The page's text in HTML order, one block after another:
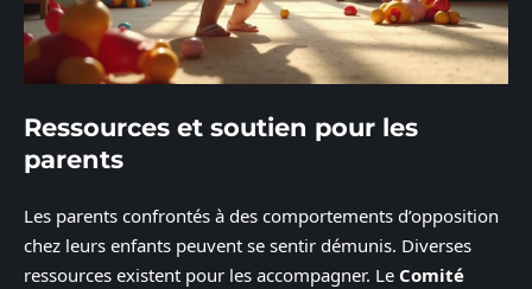
Ressources et soutien pour les
parents
Les parents confrontés à des comportements d’opposition
chez leurs enfants peuvent se sentir démunis. Diverses
ressources existent pour les accompagner. Le Comité